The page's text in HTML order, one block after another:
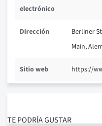
TE PODRÍA GUSTAR
electrónico
Dirección
Berliner
Main,
Sitio web https://